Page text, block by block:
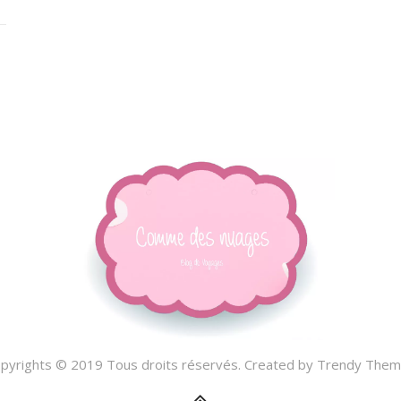
© 2019 Tous droits réservés. Created by Trendy